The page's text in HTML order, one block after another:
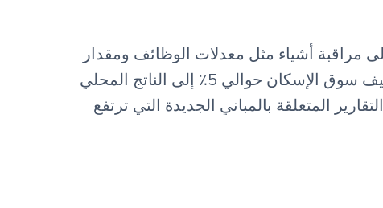
أشياء مثل معدلات الوظائف ومقدار
الأموال التي يجنيها الناس وكيف ينمو الاقتصاد في المنطقة. ولوضع الأمر في منظوره الصحيح، يضيف سوق الإسكان حوالي 5٪ إلى الناتج المحلي
المتعلقة بالمباني الجديدة التي ترتفع